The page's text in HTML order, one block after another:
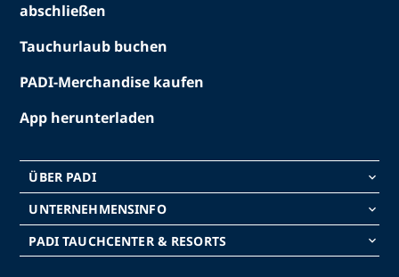
abschließen
Tauchurlaub buchen
PADI-Merchandise kaufen
App herunterladen
ÜBER PADI keyboard_arrow_down
UNTERNEHMENSINFO keyboard_arrow_down
PADI TAUCHCENTER & RESORTS keyboard_arrow_down